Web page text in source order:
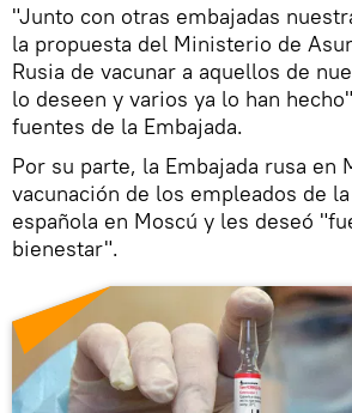
"Junto con otras embajadas
la propuesta del Ministerio de
Rusia de vacunar a aquellos de
lo deseen y varios ya lo han
fuentes de la Embajada.
Por su parte, la Embajada rusa en
vacunación de los empleados de
española en Moscú y les deseó
bienestar".